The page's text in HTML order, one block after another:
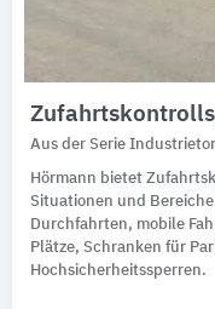
Aus der Serie
Hörmann bietet
Situationen und
Durchfahrten, mobile
Plätze, Schranken für
Hochsicherheitssperren.